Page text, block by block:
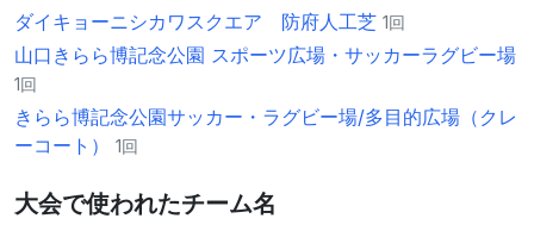
ダイキョーニシカワスクエア 防府人工芝 1回
山口きらら博記念公園 スポーツ広場・サッカーラグビー場
1回
きらら博記念公園サッカー・ラグビー場/多目的広場（クレ
ーコート）
1回
大会で使われたチーム名